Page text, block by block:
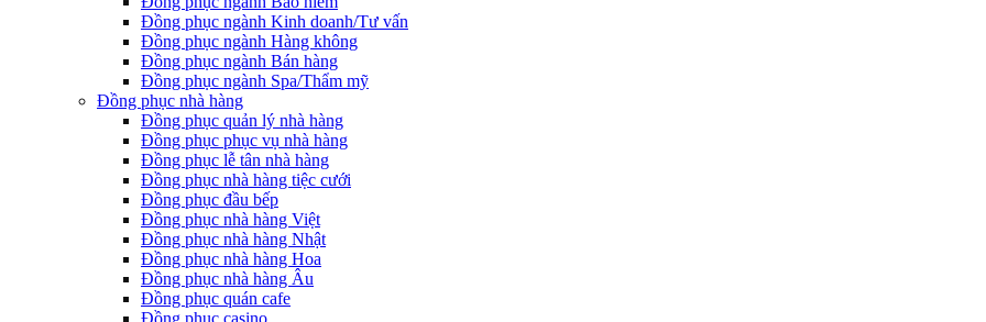
Đồng phục ngành Kinh doanh/Tư vấn
Đồng phục ngành Hàng không
Đồng phục ngành Bán hàng
Đồng phục ngành Spa/Thẩm mỹ
Đồng phục nhà hàng
Đồng phục quản lý nhà hàng
Đồng phục phục vụ nhà hàng
Đồng phục lễ tân nhà hàng
Đồng phục nhà hàng tiệc cưới
Đồng phục đầu bếp
Đồng phục nhà hàng Việt
Đồng phục nhà hàng Nhật
Đồng phục nhà hàng Hoa
Đồng phục nhà hàng Âu
Đồng phục quán cafe
Đồng phục casino